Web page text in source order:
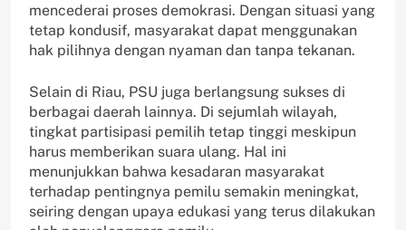
mencederai proses demokrasi. Dengan situasi yang
tetap kondusif, masyarakat dapat menggunakan
hak pilihnya dengan nyaman dan tanpa tekanan.
Selain di Riau, PSU juga berlangsung sukses di
berbagai daerah lainnya. Di sejumlah wilayah,
tingkat partisipasi pemilih tetap tinggi meskipun
harus memberikan suara ulang. Hal ini
menunjukkan bahwa kesadaran masyarakat
terhadap pentingnya pemilu semakin meningkat,
seiring dengan upaya edukasi yang terus dilakukan